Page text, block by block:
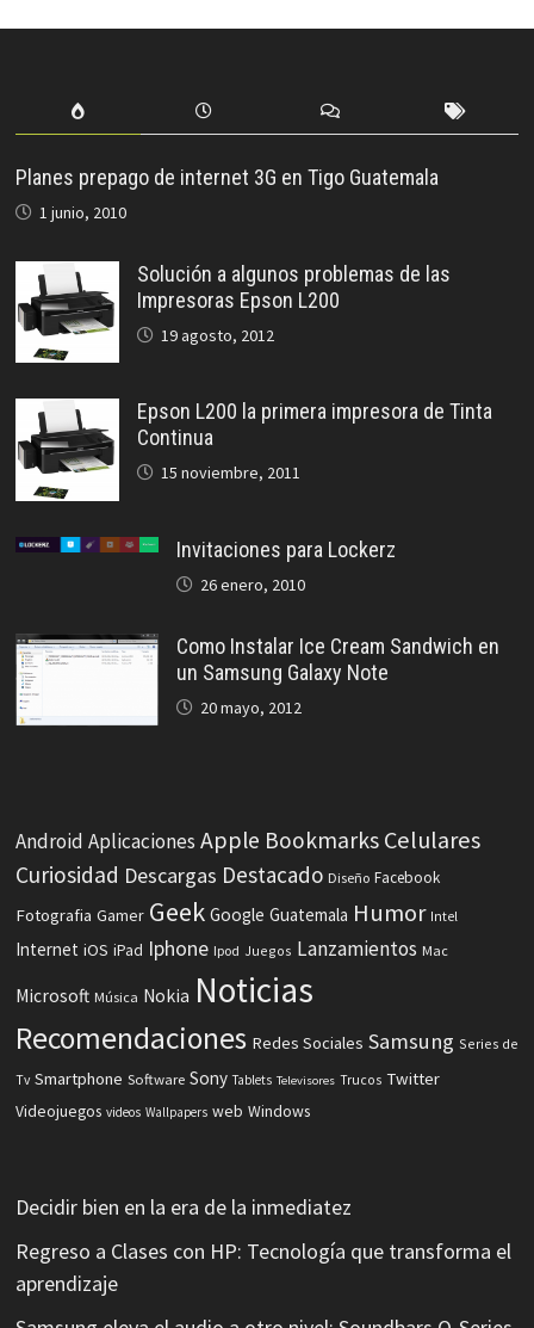
Planes prepago de internet 3G en Tigo Guatemala
1 junio, 2010
Solución a algunos problemas de las
Impresoras Epson L200
19 agosto, 2012
Epson L200 la primera impresora de Tinta
Continua
15 noviembre, 2011
Invitaciones para Lockerz
26 enero, 2010
Como Instalar Ice Cream Sandwich en
un Samsung Galaxy Note
20 mayo, 2012
Android Aplicaciones Apple Bookmarks Celulares
Curiosidad Descargas Destacado Diseño Facebook
Fotografia Gamer Geek Google Guatemala Humor Intel
Internet iOS iPad Iphone Ipod Juegos Lanzamientos Mac
Microsoft Música Nokia Noticias
Recomendaciones Redes Sociales Samsung Series de
Tv Smartphone Software Sony Tablets Televisores Trucos Twitter
Videojuegos videos Wallpapers web Windows
Decidir bien en la era de la inmediatez
Regreso a Clases con HP: Tecnología que transforma el
aprendizaje